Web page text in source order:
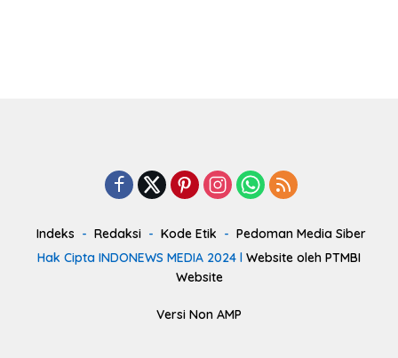
Indeks Redaksi Kode Etik
Pedoman Media Siber
Hak Cipta INDONEWS MEDIA 2024 l Website oleh PTMBI
Website
Versi Non AMP